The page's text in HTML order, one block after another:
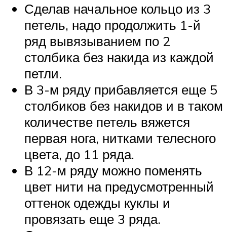
Сделав начальное кольцо из 3
петель, надо продолжить 1-й
ряд вывязыванием по 2
столбика без накида из каждой
петли.
В 3-м ряду прибавляется еще 5
столбиков без накидов и в таком
количестве петель вяжется
первая нога, нитками телесного
цвета, до 11 ряда.
В 12-м ряду можно поменять
цвет нити на предусмотренный
оттенок одежды куклы и
провязать еще 3 ряда.